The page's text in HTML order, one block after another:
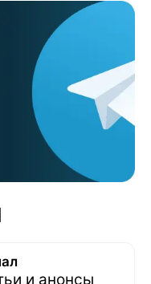
и анонсы